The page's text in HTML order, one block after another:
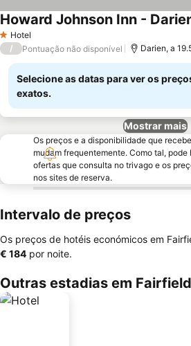
1 Estrelas
Hotel
Howard Johnson Inn -
/ Pontuação não disponível Darien, a
Selecione as datas para ver os
exatos.
Mostrar mais
Os preços e a disponibilidade que
mudam frequentemente. Como tal,
ofertas que consulta no trivago e os
nos sites de reserva.
Intervalo de preços
Os preços de hotéis económicos em
‎€ 184 por noite.
Outras estadias em Fairfield